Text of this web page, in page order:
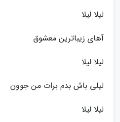
لیلا لیلا
آهای زیباترین معشوق
لیلا لیلا
لیلی باش بدم برات من جوون
لیلا لیلا